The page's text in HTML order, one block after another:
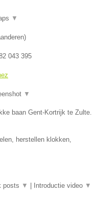
▼
)
043 395
▼
baan Gent-Kortrijk te Zulte.
herstellen klokken,
posts ▼ Introductie video ▼